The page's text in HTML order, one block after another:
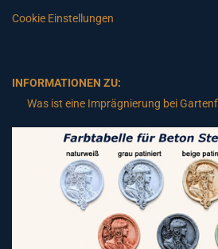
Cookie Einstellungen
INFORMATIONEN ZU:
Was ist eine Imprägnierung bei